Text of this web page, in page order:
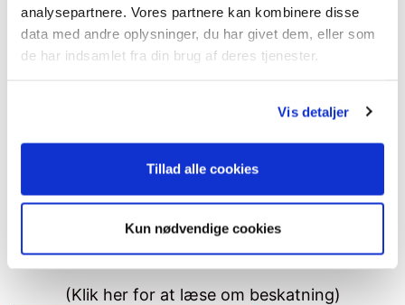
analysepartnere. Vores partnere kan kombinere disse
data med andre oplysninger, du har givet dem, eller som
de har indsamlet fra din brug af deres tjenester.
Vis detaljer
Tillad alle cookies
Kun nødvendige cookies
Ekskl. Oprettelsesgebyrer
Erhverv
Skal bilen bruges som firmabil?
(Klik her for at læse om beskatning)